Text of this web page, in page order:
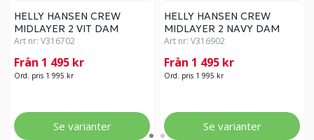
HELLY HANSEN CREW
MIDLAYER 2 VIT DAM
Art nr: V316702
Från 1 495 kr
Ord. pris 1 995 kr
Se varianter
HELLY HANSEN CREW
MIDLAYER 2 NAVY DAM
Art nr: V316902
Från 1 495 kr
Ord. pris 1 995 kr
Se varianter